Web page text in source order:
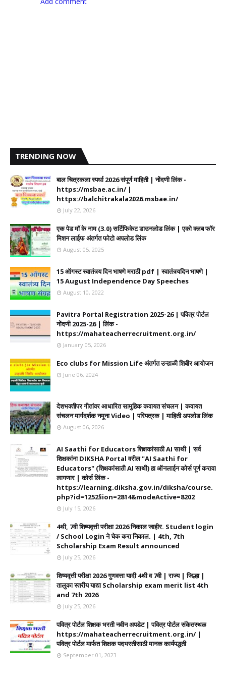
TRENDING NOW
बाल चित्रकला स्पर्धा 2026 संपूर्ण माहिती | नोंदणी लिंक -
https://msbae.ac.in/ |
https://balchitrakala2026.msbae.in/
July 22, 2026
एक पेड मॉ के नाम (3.0) सर्टिफिकेट डाउनलोड लिंक | एको क्लब फॉर
मिशन लाईफ अंतर्गत फोटो अपलोड लिंक
August 05, 2025
15 ऑगस्ट स्वातंत्र्य दिन भाषणे मराठी pdf | स्वातंत्र्यदिन भाषणे |
15 August Independence Day Speeches
August 10, 2022
Pavitra Portal Registration 2025-26 | पवित्र पोर्टल
नोंदणी 2025-26 | लिंक -
https://mahateacherrecruitment.org.in/
January 05, 2026
Eco clubs for Mission Life अंतर्गत उन्हाळी शिबीर आयोजन
June 06, 2024
देशभक्तीपर गीतांवर आधारित सामुहिक कवायत संचलन | कवायत
संचलन मार्गदर्शक नमूना Video | परिपत्रक | माहिती अपलोड लिंक
August 06, 2026
AI Saathi for Educators शिक्षकांसाठी AI साथी | सर्व
शिक्षकांना DIKSHA Portal वरील "AI Saathi for
Educators" (शिक्षकांसाठी AI साथी) हा ऑनलाईन कोर्स पूर्ण करावा
लागणार | कोर्स लिंक -
https://learning.diksha.gov.in/diksha/course.
php?id=1252§ion=2814&modeActive=8202
July 15, 2026
4थी, 7वी शिष्यवृत्ती परीक्षा 2026 निकाल जाहीर. Student login
/ School Login ने चेक करा निकाल. | 4th, 7th
Scholarship Exam Result announced
July 25, 2026
शिष्यवृत्ती परीक्षा 2026 गुणवत्ता यादी 4थी व 7वी | राज्य | जिल्हा |
तालुका स्तरीय याद्या Scholarship exam merit list 4th
and 7th 2026
July 25, 2026
पवित्र पोर्टल शिक्षक भरती नवीन अपडेट | पवित्र पोर्टल संकेतस्थळ
https://mahateacherrecruitment.org.in/ |
पवित्र पोर्टल मार्फत शिक्षक पदभरतीसाठी मानक कार्यपद्धती
September 01, 2023